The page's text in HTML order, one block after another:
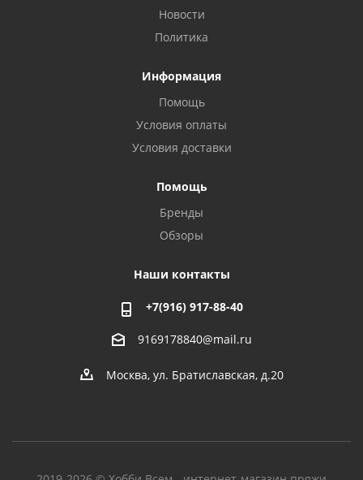
Новости
Политика
Информация
Помощь
Условия оплаты
Условия доставки
Помощь
Бренды
Обзоры
Наши контакты
+7(916) 917-88-40
9169178840@mail.ru
Москва, ул. Братиславская, д.20